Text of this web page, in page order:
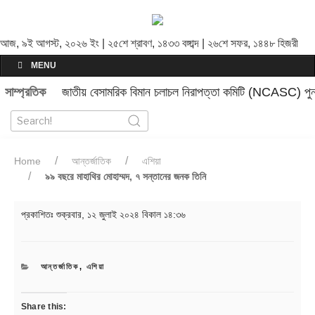
আজ, ৯ই আগস্ট, ২০২৬ ইং | ২৫শে শ্রাবণ, ১৪৩৩ বঙ্গাব্দ | ২৬শে সফর, ১৪৪৮ হিজরী
MENU
সাম্প্রতিক জাতীয় বেসামরিক বিমান চলাচল নিরাপত্তা কমিটি (NCASC)
Home আন্তর্জাতিক
এশিয়া
৯৯ বছরে মাহাথির মোহাম্মদ, ৭ সন্তানের জনক তিনি
প্রকাশিতঃ শুক্রবার, ১২ জুলাই ২০২৪ বিকাল ১৪:৩৬
CATEGORIES
আন্তর্জাতিক, এশিয়া
Share this: